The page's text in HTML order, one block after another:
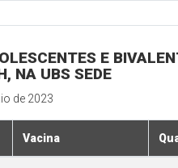
E
NA UBS SEDE
de 2023
Vacina